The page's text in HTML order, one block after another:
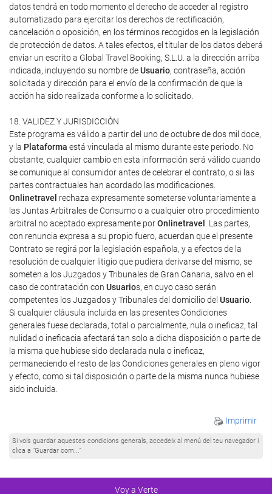
datos tendrá en todo momento el derecho de acceder al registro
automatizado para ejercitar los derechos de rectificación,
cancelación o oposición, en los términos recogidos en la legislación
de protección de datos. A tales efectos, el titular de los datos deberá
enviar un escrito a Global Travel Booking, S.L.U. a la dirección arriba
indicada, incluyendo su nombre deUsuario, contraseña, acción
solicitada y dirección para el envío de la confirmación de que la
acción ha sido realizada conforme a lo solicitado.
18. VALIDEZ Y JURISDICCIÓN
Este programa es válido a partir del uno de octubre de dos mil doce,
y la Plataforma está vinculada al mismo durante este periodo. No
obstante, cualquier cambio en esta información será válido cuando
se comunique al consumidor antes de celebrar el contrato, o si las
partes contractuales han acordado las modificaciones.
Onlinetravel rechaza expresamente someterse voluntariamente a
las Juntas Arbitrales de Consumo o a cualquier otro procedimiento
arbitral no aceptado expresamente porOnlinetravel
. Las partes,
con renuncia expresa a su propio fuero, acuerdan que el presente
Contrato se regirá por la legislación española, y a efectos de la
resolución de cualquier litigio que pudiera derivarse del mismo, se
someten a los Juzgados y Tribunales de Gran Canaria, salvo en el
caso de contratación con Usuarios, en cuyo caso serán
competentes los Juzgados y Tribunales del domicilio del Usuario
Si cualquier cláusula incluida en las presentes Condiciones
generales fuese declarada, total o parcialmente, nula o ineficaz, tal
nulidad o ineficacia afectará tan solo a dicha disposición o parte de
la misma que hubiese sido declarada nula o ineficaz,
permaneciendo el resto de las Condiciones generales en pleno vigor
y efecto, como si tal disposición o parte de la misma nunca hubiese
sido incluida.
Imprimir
Si vols guardar aquestes condicions generals, accedeix al menú del teu navegador i
clica a "Guardar com..."
Voy a Verte